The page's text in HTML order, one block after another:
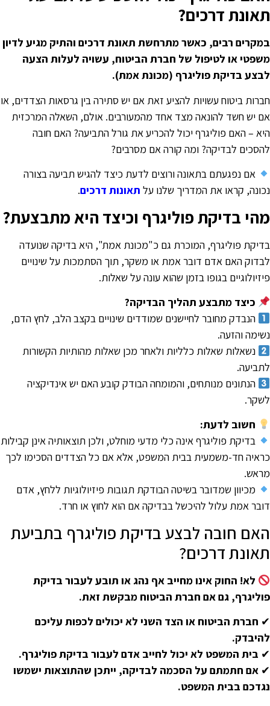
דרכים?
רבים, כאשר מתרחשת תאונת דרכים והתיק מגיע לדיון
או לטיפול של חברת הביטוח, עשויה לעלות הצעה
בדיקת פוליגרף (מכונת אמת).
ביטוח עשויות להציע זאת אם יש סתירה בין גרסאות הצדדים, או
יש חשד להונאה מצד אחד מהמעורבים. אולם, השאלה המרכזית
– האם פוליגרף יכול להכריע את גורל התביעה? האם חובה
לבדיקה? ומה קורה אם מסרבים?
אם נפגעתם בתאונה ורוצים לדעת כיצד להגיש תביעה בצורה
קראו את המדריך שלנו עלתאונות דרכים.
בדיקת פוליגרף וכיצד היא מתבצעת?
פוליגרף, המוכרת גם כ"מכונת אמת", היא בדיקה שנועדה
האם אדם דובר אמת או משקר, תוך הסתמכות על שינויים
בגופו בזמן שהוא עונה על שאלות.
כיצד מתבצע תהליך הבדיקה?
הנבדק מחובר לחיישנים שמודדים שינויים בקצב הלב, לחץ הדם,
והזעה.
נשאלות שאלות כלליות ולאחר מכן שאלות מהותיות הקשורות
הנתונים מנותחים, והמומחה הבודק קובע האם יש אינדיקציה
חשוב לדעת:
בדיקת פוליגרף אינה כלי מדעי מוחלט, ולכן תוצאותיה אינן קבילות
חד-משמעית בבית המשפט, אלא אם כל הצדדים הסכימו לכך
מכיוון שמדובר בשיטה הבודקת תגובות פיזיולוגיות ללחץ, אדם
אמת עלול להיכשל בבדיקה אם הוא לחוץ או חרד.
חובה לבצע בדיקת פוליגרף בתביעת
דרכים?
לא! החוק אינו מחייב אף נהג או תובע לעבור בדיקת
גם אם חברת הביטוח מבקשת זאת.
חברת הביטוח או הצד השני לא יכולים לכפות עליכם
בית המשפט לא יכול לחייב אדם לעבור בדיקת פוליגרף.
אם חתמתם על הסכמה לבדיקה, ייתכן שהתוצאות ישמשו
בבית המשפט.